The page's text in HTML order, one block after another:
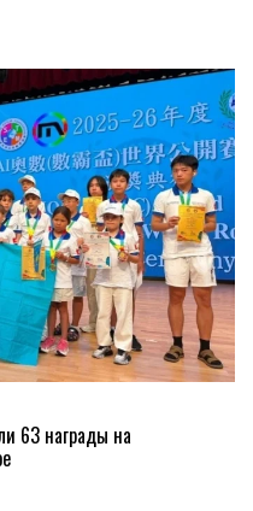
63 награды на